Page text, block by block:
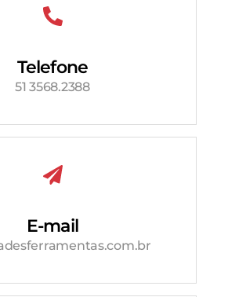
Telefone
51 3568.2388
E-mail